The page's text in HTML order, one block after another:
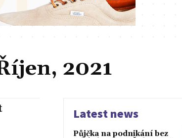
2021
Latest news
Půjčka na podnikání bez